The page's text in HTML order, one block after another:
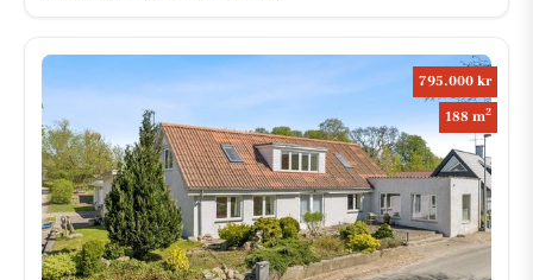
795.000 kr
188 m2